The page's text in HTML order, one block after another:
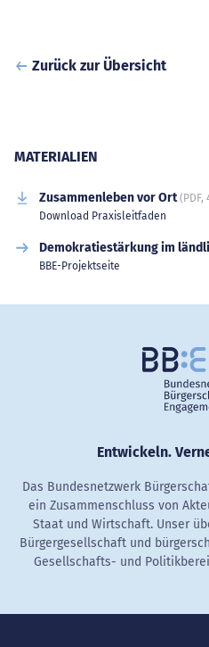
Zurück zur Übersicht
MATERIALIEN
Zusammenleben vor Ort(PDF,
Download Praxisleitfaden
Demokratiestärkung im
BBE-Projektseite
Entwickeln.
Das Bundesnetzwerk
ein Zusammenschluss von
Staat und Wirtschaft. Unser
Bürgergesellschaft und
Gesellschafts- und